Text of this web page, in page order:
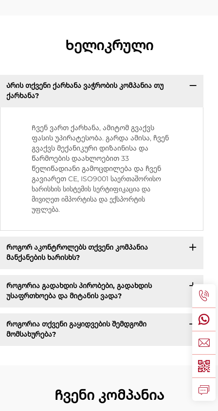
Ხელიკრული
Არის თქვენი ქარხანა ვაჭრობის კომპანია თუ
ქარხანა?
Ჩვენ ვართ ქარხანა, ამიტომ გვაქვს
ფასის უპირატესობა. გარდა ამისა, ჩვენ
გვაქვს მექანიკური დიზაინისა და
წარმოების დაახლოებით 33
წელიწადიანი გამოცდილება და ჩვენ
გავიარეთ CE, ISO9001 საერთაშორისო
ხარისხის სისტემის სერტიფიკაცია და
მივიღეთ იმპორტისა და ექსპორტის
უფლება.
Როგორ აკონტროლებს თქვენი კომპანია
მანქანების ხარისხს?
Როგორია გადახდის პირობები, გადახდის
უსაფრთხოება და მიტანის ვადა?
Როგორია თქვენი გაყიდვების შემდგომი
მომსახურება?
Ჩვენი კომპანია